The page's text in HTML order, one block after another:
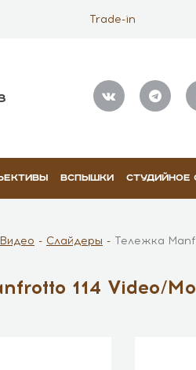
Trade-in
ВСПЫШКИ СТУДИЙНОЕ
Видео Слайдеры Тележка
114 Video/